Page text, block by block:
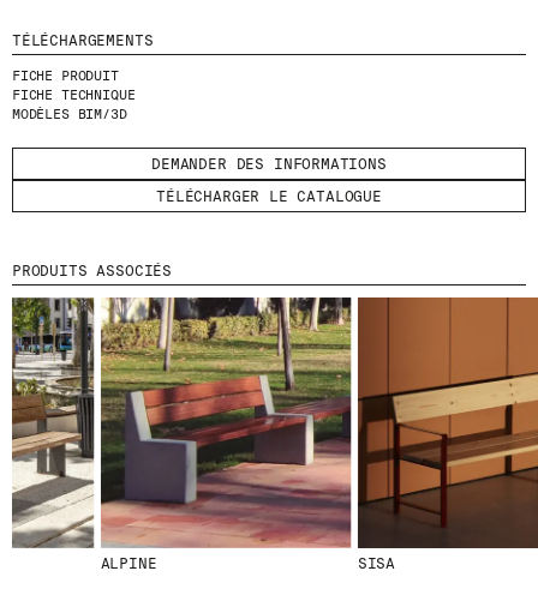
TÉLÉCHARGEMENTS
FICHE PRODUIT
FICHE TECHNIQUE
MODÈLES BIM/3D
DEMANDER DES INFORMATIONS
TÉLÉCHARGER LE CATALOGUE
PRODUITS ASSOCIÉS
ALPINE SISA
© 2026 ESCOFET 1886 S.A.